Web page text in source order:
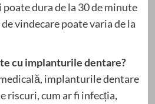
dura de la 30 de minute
vindecare poate varia de la
cu implanturile dentare?
implanturile dentare
riscuri, cum ar fi infecția,